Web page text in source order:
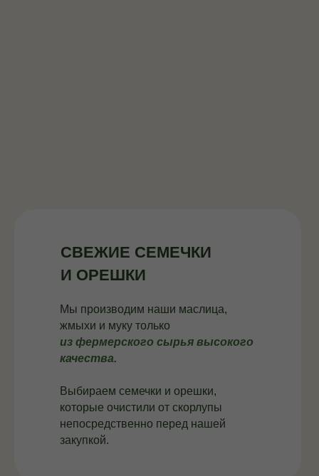
Мы производим наши маслица,
жмыхи и муку только
из фермерского сырья высокого
качества.
Выбираем семечки и орешки,
которые очистили от скорлупы
непосредственно перед нашей
закупкой.
СВЕЖИЕ СЕМЕЧКИ
И ОРЕШКИ